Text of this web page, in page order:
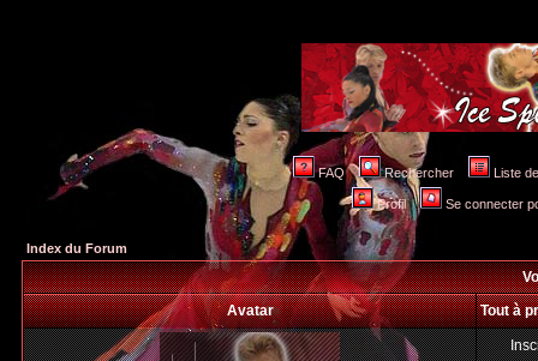
FAQ Rechercher Liste
Profil Se connecter
Index du Forum
Avatar
Tout à